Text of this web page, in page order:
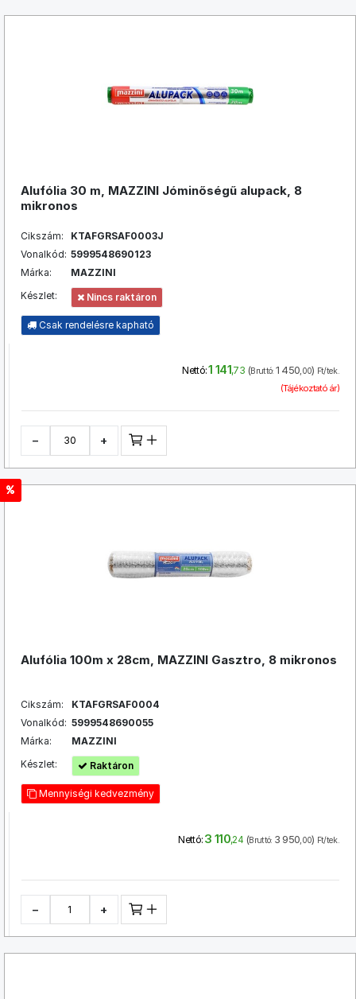
Alufólia 30 m, MAZZINI Jóminőségű alupack, 8
mikronos
Cikszám:
KTAFGRSAF0003J
Vonalkód: 5999548690123
Márka:
MAZZINI
Készlet:
Nincs raktáron
Csak rendelésre kapható
Nettó:1 141,73 (Bruttó: 1 450,00) Ft/tek.
(Tájékoztató ár)
− +
Alufólia 100m x 28cm, MAZZINI Gasztro, 8 mikronos
Cikszám:
KTAFGRSAF0004
Vonalkód: 5999548690055
Márka:
MAZZINI
Készlet:
Raktáron
Mennyiségi kedvezmény
Nettó: 3 110,24 (Bruttó: 3 950,00) Ft/tek.
− +